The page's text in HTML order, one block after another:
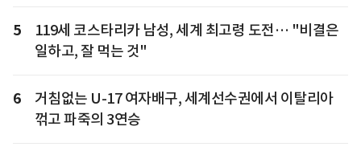
5
119세 코스타리카 남성, 세계 최고령 도전… "비결은
일하고, 잘 먹는 것"
6
거침없는 U-17 여자배구, 세계선수권에서 이탈리아
꺾고 파죽의 3연승